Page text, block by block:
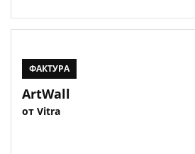
ФАКТУРА
ArtWall
от Vitra